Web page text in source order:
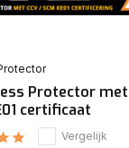
Protector met
certificaat
Vergelijk